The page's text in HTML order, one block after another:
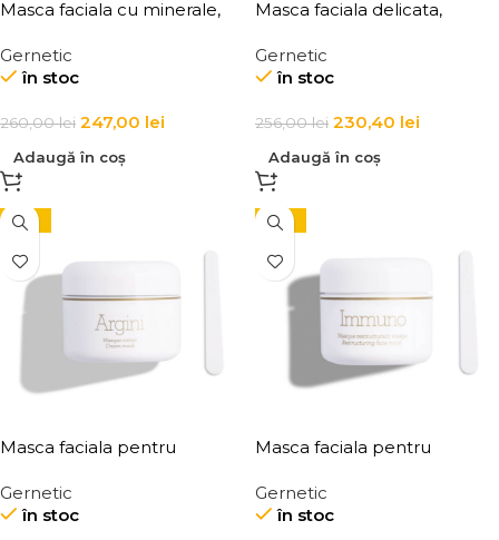
Masca faciala cu minerale,
hidratare si regenerare
Masque Marin
Gernetic
în stoc
260,00lei 247,00 lei
Adaugă în coș
Masca faciala delicata,
pentru piele normala si
uscata-deshidratata, Hydra
Face
Gernetic
în stoc
256,00lei 230,40 lei
Adaugă în coș
-10%
Masca faciala pentru
Cream Mask
Gernetic
în stoc
-10%
Masca faciala pentru
tenului Immuno
Restructuring Face Mask
Gernetic
în stoc